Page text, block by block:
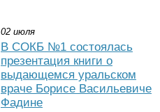
02 июля
В СОКБ №1 состоялась
презентация книги о
выдающемся уральском
враче Борисе Васильевиче
Фадине